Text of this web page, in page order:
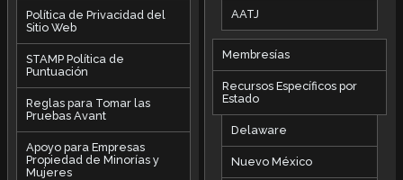
Política de Privacidad del
Sitio Web
STAMP Política de
Puntuación
Reglas para Tomar las
Pruebas Avant
Apoyo para Empresas
Propiedad de Minorías y
Mujeres
AATJ
Membresías
Recursos Específicos por
Estado
Delaware
Nuevo México